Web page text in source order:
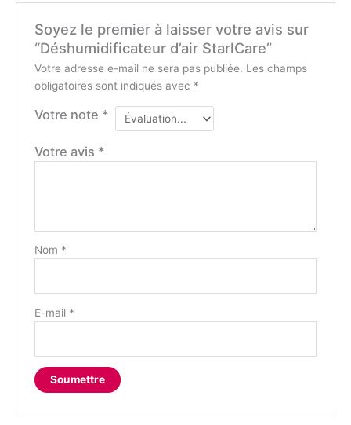
Soyez le premier à laisser votre avis sur
“Déshumidificateur d’air StarlCare”
Votre adresse e-mail ne sera pas publiée. Les champs
obligatoires sont indiqués avec *
Votre note *
Votre avis *
Nom *
E-mail *